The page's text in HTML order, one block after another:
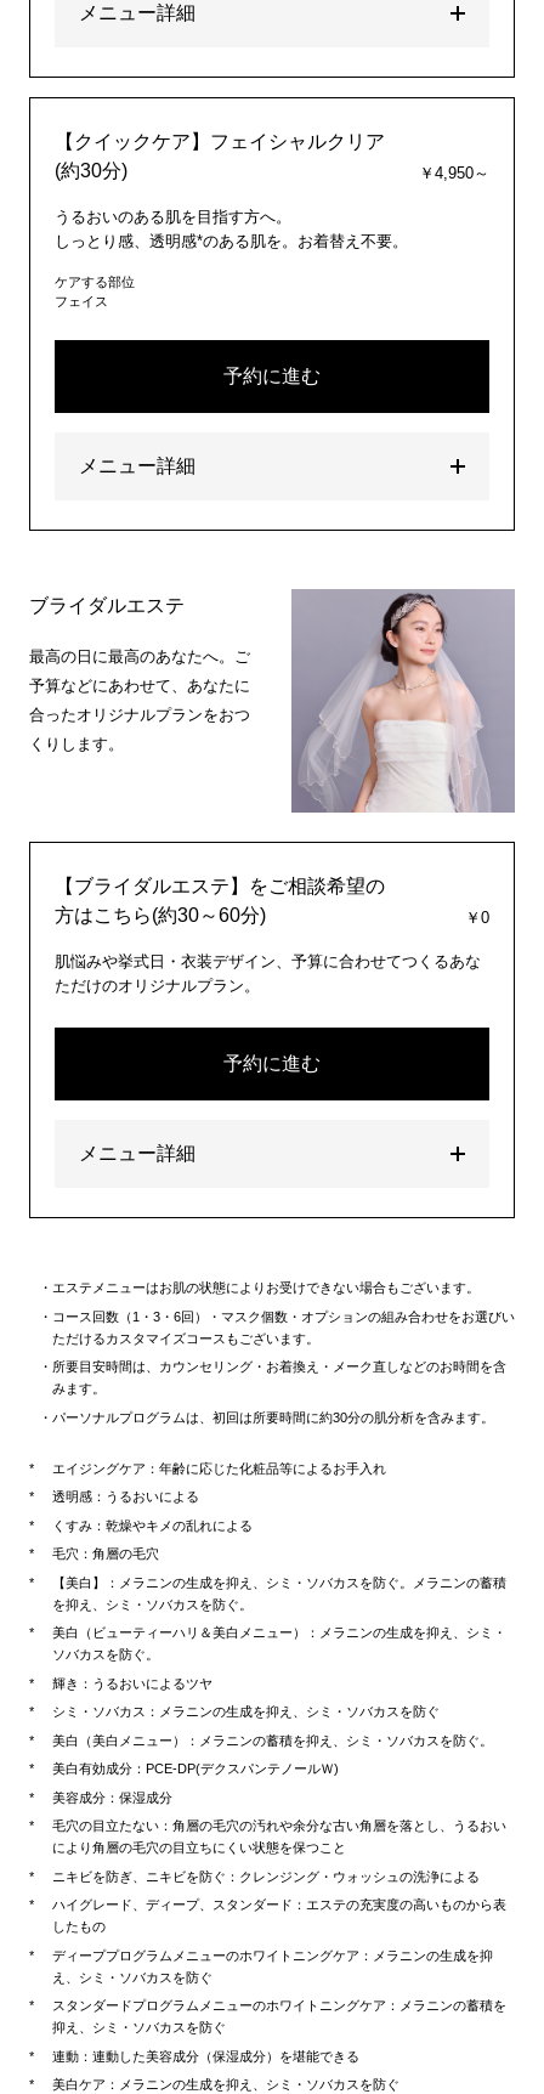
メニュー詳細
【クイックケア】フェイシャルクリア
(約30分)
￥4,950～
うるおいのある肌を目指す方へ。
しっとり感、透明感*のある肌を。お着替え不要。
ケアする部位
フェイス
予約に進む
メニュー詳細
ブライダルエステ
最高の日に最高のあなたへ。ご
予算などにあわせて、あなたに
合ったオリジナルプランをおつ
くりします。
【ブライダルエステ】をご相談希望の
方はこちら(約30～60分)
￥0
肌悩みや挙式日・衣装デザイン、予算に合わせてつくるあな
ただけのオリジナルプラン。
予約に進む
メニュー詳細
エステメニューはお肌の状態によりお受けできない場合もございます。
コース回数（1・3・6回）・マスク個数・オプションの組み合わせをお選びい
ただけるカスタマイズコースもございます。
所要目安時間は、カウンセリング・お着換え・メーク直しなどのお時間を含
みます。
パーソナルプログラムは、初回は所要時間に約30分の肌分析を含みます。
エイジングケア：年齢に応じた化粧品等によるお手入れ
透明感：うるおいによる
くすみ：乾燥やキメの乱れによる
毛穴：角層の毛穴
【美白】：メラニンの生成を抑え、シミ・ソバカスを防ぐ。メラニンの蓄積
を抑え、シミ・ソバカスを防ぐ。
美白（ビューティーハリ＆美白メニュー）：メラニンの生成を抑え、シミ・
ソバカスを防ぐ。
輝き：うるおいによるツヤ
シミ・ソバカス：メラニンの生成を抑え、シミ・ソバカスを防ぐ
美白（美白メニュー）：メラニンの蓄積を抑え、シミ・ソバカスを防ぐ。
美白有効成分：PCE-DP(デクスパンテノールＷ)
美容成分：保湿成分
毛穴の目立たない：角層の毛穴の汚れや余分な古い角層を落とし、うるおい
により角層の毛穴の目立ちにくい状態を保つこと
ニキビを防ぎ、ニキビを防ぐ：クレンジング・ウォッシュの洗浄による
ハイグレード、ディープ、スタンダード：エステの充実度の高いものから表
したもの
ディーププログラムメニューのホワイトニングケア：メラニンの生成を抑
え、シミ・ソバカスを防ぐ
スタンダードプログラムメニューのホワイトニングケア：メラニンの蓄積を
抑え、シミ・ソバカスを防ぐ
連動：連動した美容成分（保湿成分）を堪能できる
美白ケア：メラニンの生成を抑え、シミ・ソバカスを防ぐ